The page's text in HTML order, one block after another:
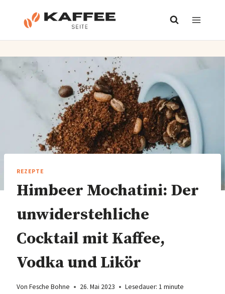
REZEPTE
Himbeer Mochatini: Der
unwiderstehliche
Cocktail mit Kaffee,
Vodka und Likör
Von Fesche Bohne 26. Mai 2023 Lesedauer: 1minute